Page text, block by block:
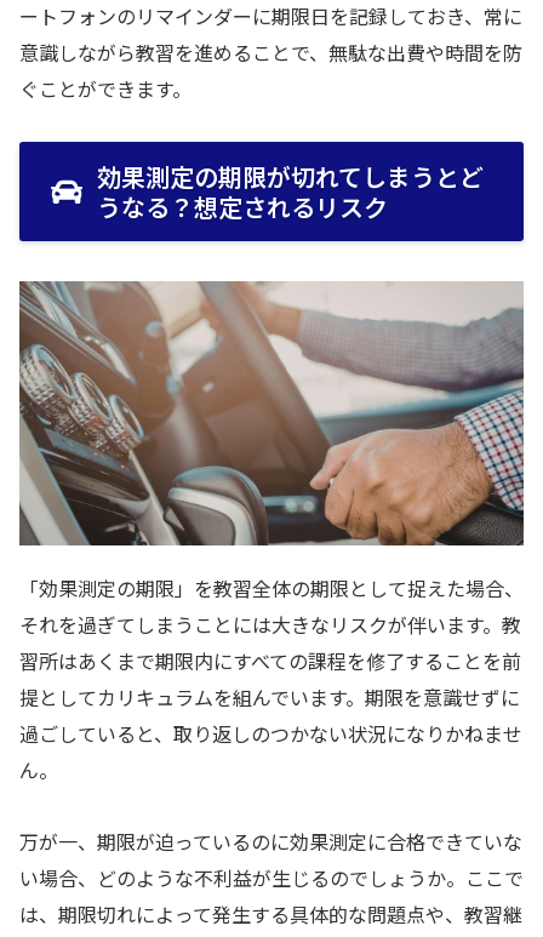
ートフォンのリマインダーに期限日を記録しておき、常に
意識しながら教習を進めることで、無駄な出費や時間を防
ぐことができます。
効果測定の期限が切れてしまうとど
うなる？想定されるリスク
「効果測定の期限」を教習全体の期限として捉えた場合、
それを過ぎてしまうことには大きなリスクが伴います。教
習所はあくまで期限内にすべての課程を修了することを前
提としてカリキュラムを組んでいます。期限を意識せずに
過ごしていると、取り返しのつかない状況になりかねませ
ん。
万が一、期限が迫っているのに効果測定に合格できていな
い場合、どのような不利益が生じるのでしょうか。ここで
は、期限切れによって発生する具体的な問題点や、教習継